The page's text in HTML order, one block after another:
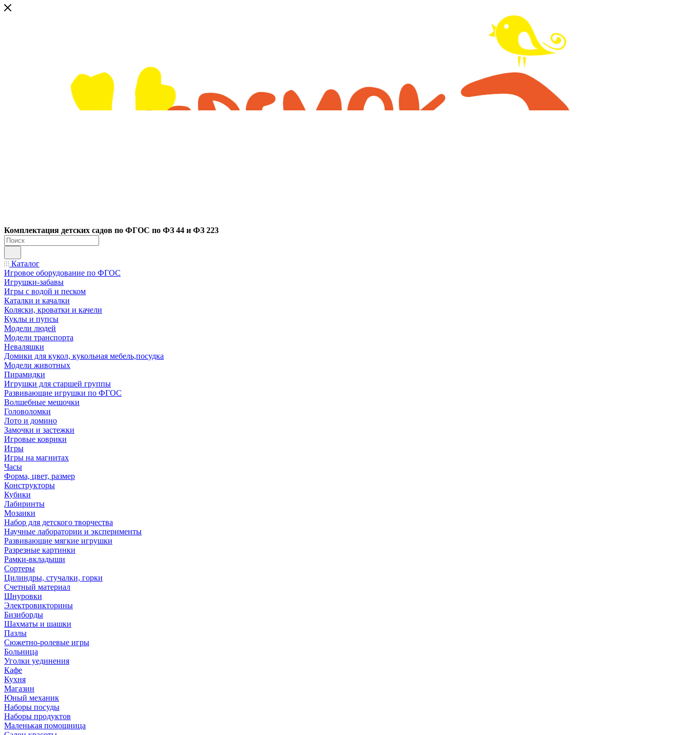
Комплектация детских садов по ФГОC по ФЗ 44 и ФЗ 223
Каталог
Игровое оборудование по ФГОС
Игрушки-забавы
Игры с водой и песком
Каталки и качалки
Коляски, кроватки и качели
Куклы и пупсы
Модели людей
Модели транспорта
Неваляшки
Домики для кукол, кукольная мебель,посудка
Модели животных
Пирамидки
Игрушки для старшей группы
Развивающие игрушки по ФГОС
Волшебные мешочки
Головоломки
Лото и домино
Замочки и застежки
Игровые коврики
Игры
Игры на магнитах
Часы
Форма, цвет, размер
Конструкторы
Кубики
Лабиринты
Мозаики
Набор для детского творчества
Научные лаборатории и эксперименты
Развивающие мягкие игрушки
Разрезные картинки
Рамки-вкладыши
Сортеры
Цилиндры, стучалки, горки
Счетный материал
Шнуровки
Электровикторины
Бизиборды
Шахматы и шашки
Пазлы
Сюжетно-ролевые игры
Больница
Уголки уединения
Кафе
Кухня
Магазин
Юный механик
Наборы посуды
Наборы продуктов
Маленькая помощница